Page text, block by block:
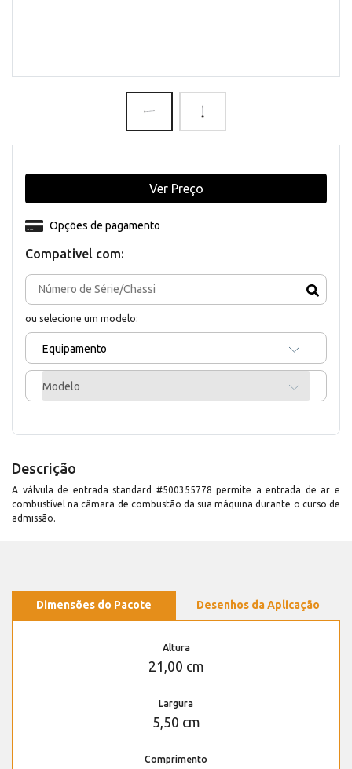
Compativel com:
ou selecione um modelo:
Equipamento
Modelo
Opções de pagamento
Ver Preço
Descrição
A válvula de entrada standard #500355778 permite a entrada de ar e
combustível na câmara de combustão da sua máquina durante o curso de
admissão.
Dimensões do Pacote Desenhos da Aplicação
Altura
21,00 cm
Largura
5,50 cm
Comprimento